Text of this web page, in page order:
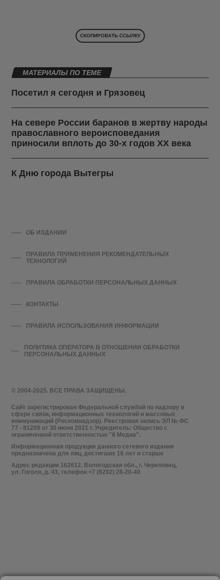
СКОПИРОВАТЬ ССЫЛКУ
МАТЕРИАЛЫ ПО ТЕМЕ
Посетил я сегодня и Грязовец
На севере России баранов в жертву народы
православного вероисповедания
приносили вплоть до 30-х годов ХХ века
К Дню города Вытегры
© 2004-2025. ВСЕ ПРАВА ЗАЩИЩЕНЫ.
Сайт зарегистрирован Федеральной службой по надзору в
сфере связи, информационных технологий и массовых
коммуникаций (Роскомнадзор). Реестровая запись ЭЛ № ФС
77 - 81209 от 30 июня 2021 г. Учредитель: Общество с
ограниченной ответственностью "К Медиа".
Информационная продукция данного сетевого издания
предназначена для лиц, достигших 16 лет и старше
Адрес редакции 162612, Вологодская обл., г. Череповец,
ул. Гоголя, д. 43, телефон +7 (8202) 28-20-40
ОБ ИЗДАНИИ
ПРАВИЛА ПРИМЕНЕНИЯ РЕКОМЕНДАТЕЛЬНЫХ
ТЕХНОЛОГИЙ
ПРАВИЛА ОБРАБОТКИ ПЕРСОНАЛЬНЫХ ДАННЫХ
КОНТАКТЫ
ПРАВИЛА ИСПОЛЬЗОВАНИЯ ИНФОРМАЦИИ
ПОЛИТИКА ОПЕРАТОРА В ОТНОШЕНИИ ОБРАБОТКИ
ПЕРСОНАЛЬНЫХ ДАННЫХ